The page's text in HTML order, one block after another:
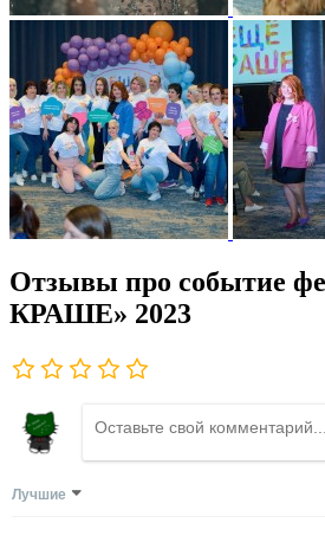
Отзывы про событие
КРАШЕ» 2023
Лучшие